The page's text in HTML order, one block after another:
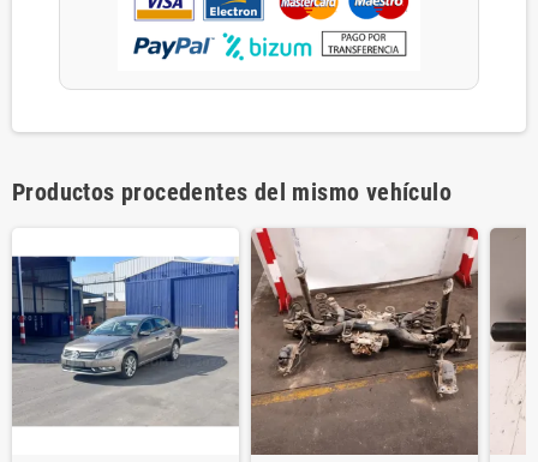
Productos procedentes del mismo vehículo